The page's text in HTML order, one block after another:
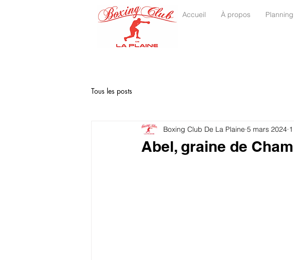
Accueil À propos Planning
Tous les posts
Abel, graine de
Boxing Club De La Plaine 5 mars 2024